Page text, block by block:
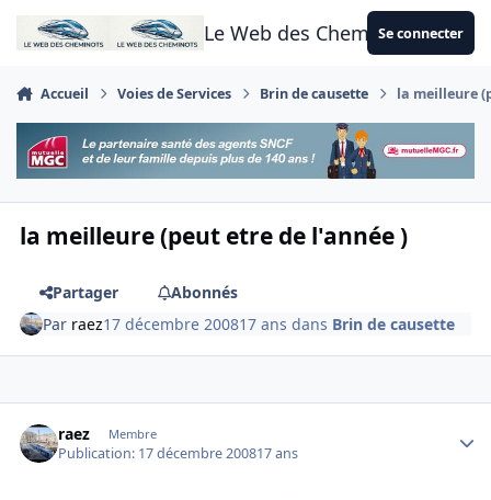
Aller au contenu
Le Web des CheminotsSe connecter
Accueil Voies de Services Brin de causette la meilleure
la meilleure (peut etre de l'année )
Partager
Abonnés
Par raez17 décembre 200817 ans dans Brin de causette
raez Membre
Publication: 17 décembre 200817 ans